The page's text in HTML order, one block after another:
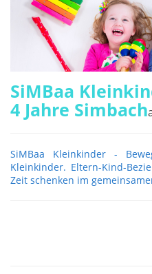
SiMBaa
4 Jahre Simbach
SiMBaa Kleinkinder -
Kleinkinder. Eltern-Kind-
Zeit schenken im